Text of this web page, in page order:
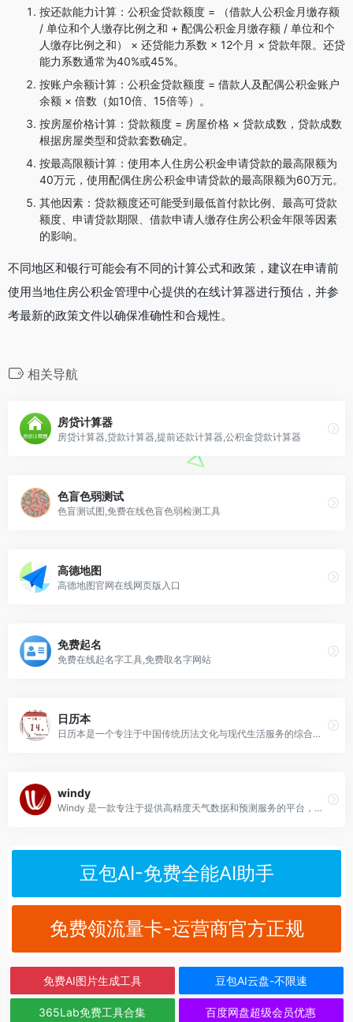
按还款能力计算：公积金贷款额度 = （借款人公积金月缴存额
/ 单位和个人缴存比例之和 + 配偶公积金月缴存额 / 单位和个
人缴存比例之和） × 还贷能力系数 × 12个月 × 贷款年限。还贷
能力系数通常为40%或45%。
按账户余额计算：公积金贷款额度 = 借款人及配偶公积金账户
余额 × 倍数（如10倍、15倍等）。
按房屋价格计算：贷款额度 = 房屋价格 × 贷款成数，贷款成数
根据房屋类型和贷款套数确定。
按最高限额计算：使用本人住房公积金申请贷款的最高限额为
40万元，使用配偶住房公积金申请贷款的最高限额为60万元。
其他因素：贷款额度还可能受到最低首付款比例、最高可贷款
额度、申请贷款期限、借款申请人缴存住房公积金年限等因素
的影响。
不同地区和银行可能会有不同的计算公式和政策，建议在申请前
使用当地住房公积金管理中心提供的在线计算器进行预估，并参
考最新的政策文件以确保准确性和合规性。
相关导航
房贷计算器
房贷计算器,贷款计算器,提前还款计算器,公积金贷款计算器
色盲色弱测试
色盲测试图,免费在线色盲色弱检测工具
高德地图
高德地图官网在线网页版入口
免费起名
免费在线起名字工具,免费取名字网站
日历本
日历本是一个专注于中国传统历法文化与现代生活服务的综合性万年历查询平台，提供最新最全黄历信息的免费在线工具。
windy
Windy 是一款专注于提供高精度天气数据和预测服务的平台，核心功能包括风速、风向、温度、降水量、云层覆盖等多维度气象数据的可视化展示。
豆包AI-免费全能AI助手
免费领流量卡-运营商官方正规
免费AI图片生成工具 豆包AI云盘-不限速
365Lab免费工具合集 百度网盘超级会员优惠